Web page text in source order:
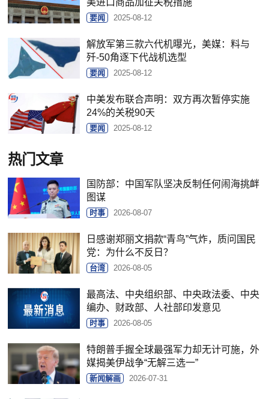
美进口商品加征关税措施
要闻 2025-08-12
解放军第三款六代机曝光，美媒：料与
歼-50角逐下代战机选型
要闻 2025-08-12
中美发布联合声明：双方再次暂停实施
24%的关税90天
要闻 2025-08-12
热门文章
国防部：中国军队坚决反制任何闹海挑衅
图谋
时事 2026-08-07
日感谢郑丽文捐款“青鸟”气炸，质问国民
党：为什么不反日？
台湾 2026-08-05
最高法、中央组织部、中央政法委、中央
编办、财政部、人社部印发意见
时事 2026-08-05
特朗普手握全球最强军力却无计可施，外
媒揭美伊战争“无解三选一”
新闻解画 2026-07-31